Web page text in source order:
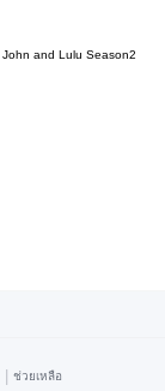
John and Lulu Season2
| ช่วยเหลือ